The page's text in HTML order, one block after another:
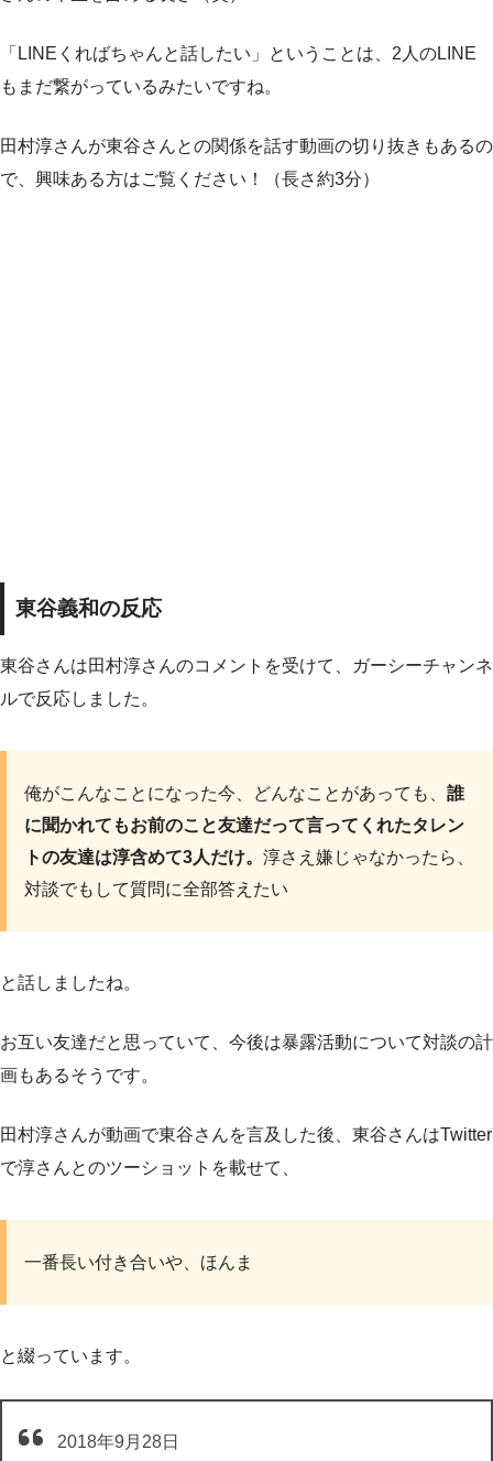
「LINEくればちゃんと話したい」ということは、2人のLINE
もまだ繋がっているみたいですね。
田村淳さんが東谷さんとの関係を話す動画の切り抜きもあるの
で、興味ある方はご覧ください！（長さ約3分）
東谷義和の反応
東谷さんは田村淳さんのコメントを受けて、ガーシーチャンネ
ルで反応しました。
俺がこんなことになった今、どんなことがあっても、 誰
に聞かれてもお前のこと友達だって言ってくれたタレン
トの友達は淳含めて3人だけ。 淳さえ嫌じゃなかったら、
対談でもして質問に全部答えたい
と話しましたね。
お互い友達だと思っていて、今後は暴露活動について対談の計
画もあるそうです。
田村淳さんが動画で東谷さんを言及した後、東谷さんはTwitter
で淳さんとのツーショットを載せて、
一番長い付き合いや、ほんま
と綴っています。
2018年9月28日